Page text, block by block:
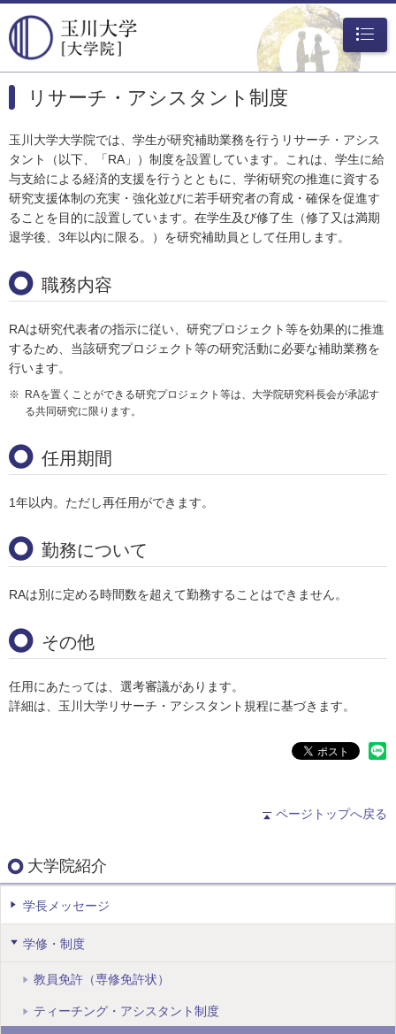
メニュ
ー
リサーチ・アシスタント制度
玉川大学大学院では、学生が研究補助業務を行うリサーチ・アシス
タント（以下、「RA」）制度を設置しています。これは、学生に給
与支給による経済的支援を行うとともに、学術研究の推進に資する
研究支援体制の充実・強化並びに若手研究者の育成・確保を促進す
ることを目的に設置しています。在学生及び修了生（修了又は満期
退学後、3年以内に限る。）を研究補助員として任用します。
職務内容
RAは研究代表者の指示に従い、研究プロジェクト等を効果的に推進
するため、当該研究プロジェクト等の研究活動に必要な補助業務を
行います。
RAを置くことができる研究プロジェクト等は、大学院研究科長会が承認す
る共同研究に限ります。
任用期間
1年以内。ただし再任用ができます。
勤務について
RAは別に定める時間数を超えて勤務することはできません。
その他
任用にあたっては、選考審議があります。
詳細は、玉川大学リサーチ・アシスタント規程に基づきます。
ページトップへ戻る
大学院紹介
学長メッセージ
学修・制度
教員免許（専修免許状）
ティーチング・アシスタント制度